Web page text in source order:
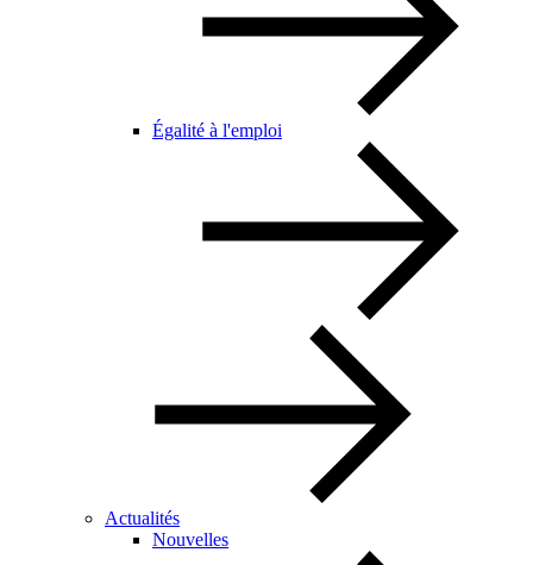
Égalité à l'emploi
Actualités
Nouvelles